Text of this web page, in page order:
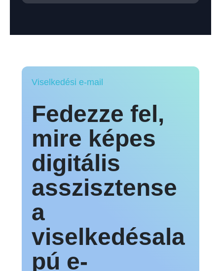
Viselkedési e-mail
Fedezze fel,
mire képes
digitális
asszisztense
a
viselkedésala
pú e-